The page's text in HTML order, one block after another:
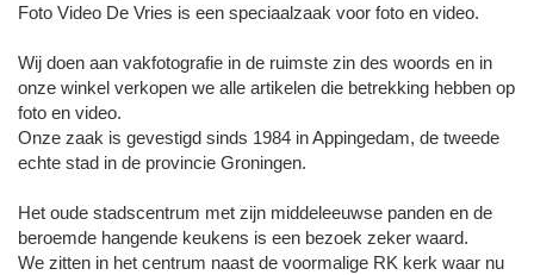
Foto Video De Vries is een speciaalzaak voor foto en video.
Wij doen aan vakfotografie in de ruimste zin des woords en in
onze winkel verkopen we alle artikelen die betrekking hebben op
foto en video.
Onze zaak is gevestigd sinds 1984 in Appingedam, de tweede
echte stad in de provincie Groningen.
Het oude stadscentrum met zijn middeleeuwse panden en de
beroemde hangende keukens is een bezoek zeker waard.
We zitten in het centrum naast de voormalige RK kerk waar nu